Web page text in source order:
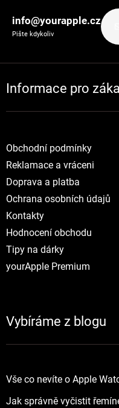
info@yourapple.cz
Pište kdykoliv
Informace pro
Obchodní podmínky
Reklamace a vráceni
Doprava a platba
Ochrana osobních údajů
Kontakty
Hodnocení obchodu
Tipy na dárky
yourApple Premium
Vybíráme z blogu
Vše co nevíte o Apple
Jak správně vyčistit